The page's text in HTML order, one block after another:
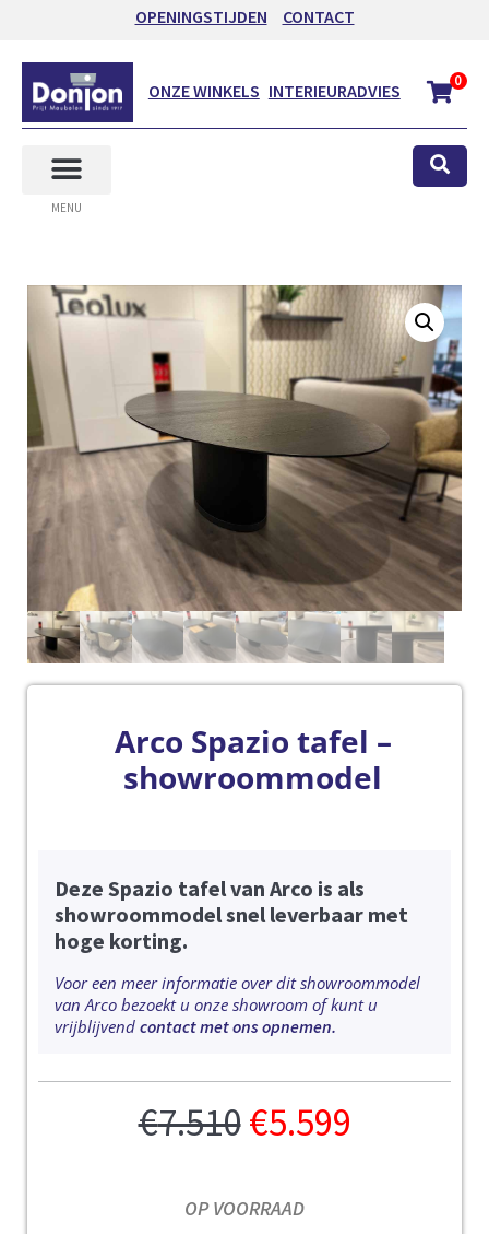
OPENINGSTIJDEN CONTACT
ONZE WINKELS INTERIEURADVIES 0
MENU
Arco Spazio tafel –
showroommodel
Deze Spazio tafel van Arco is als
showroommodel snel leverbaar met
hoge korting.
Voor een meer informatie over dit showroommodel
van Arco bezoekt u onze showroom of kunt u
vrijblijvend contact met ons opnemen.
€7.510€5.599
OP VOORRAAD